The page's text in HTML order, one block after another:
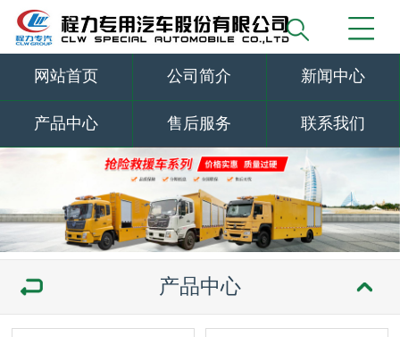
网站首页 公司简介 新闻中心
产品中心 售后服务 联系我们
产品中心